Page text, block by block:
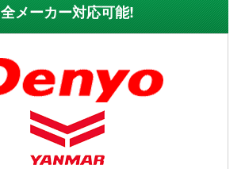
全メーカー対応可能!